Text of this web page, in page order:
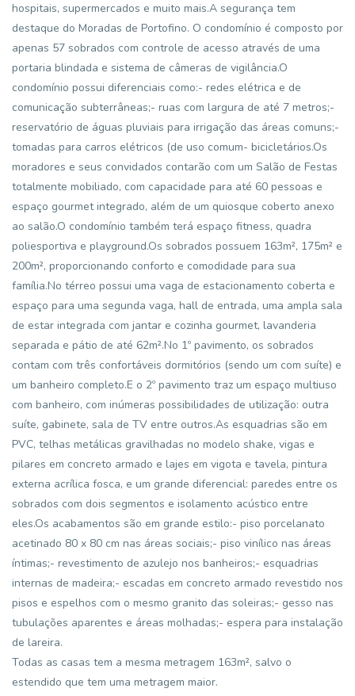
hospitais, supermercados e muito mais.A segurança tem
destaque do Moradas de Portofino. O condomínio é composto por
apenas 57 sobrados com controle de acesso através de uma
portaria blindada e sistema de câmeras de vigilância.O
condomínio possui diferenciais como:- redes elétrica e de
comunicação subterrâneas;- ruas com largura de até 7 metros;-
reservatório de águas pluviais para irrigação das áreas comuns;-
tomadas para carros elétricos (de uso comum- bicicletários.Os
moradores e seus convidados contarão com um Salão de Festas
totalmente mobiliado, com capacidade para até 60 pessoas e
espaço gourmet integrado, além de um quiosque coberto anexo
ao salão.O condomínio também terá espaço fitness, quadra
poliesportiva e playground.Os sobrados possuem 163m², 175m² e
200m², proporcionando conforto e comodidade para sua
família.No térreo possui uma vaga de estacionamento coberta e
espaço para uma segunda vaga, hall de entrada, uma ampla sala
de estar integrada com jantar e cozinha gourmet, lavanderia
separada e pátio de até 62m².No 1º pavimento, os sobrados
contam com três confortáveis dormitórios (sendo um com suíte) e
um banheiro completo.E o 2º pavimento traz um espaço multiuso
com banheiro, com inúmeras possibilidades de utilização: outra
suíte, gabinete, sala de TV entre outros.As esquadrias são em
PVC, telhas metálicas gravilhadas no modelo shake, vigas e
pilares em concreto armado e lajes em vigota e tavela, pintura
externa acrílica fosca, e um grande diferencial: paredes entre os
sobrados com dois segmentos e isolamento acústico entre
eles.Os acabamentos são em grande estilo:- piso porcelanato
acetinado 80 x 80 cm nas áreas sociais;- piso vinílico nas áreas
íntimas;- revestimento de azulejo nos banheiros;- esquadrias
internas de madeira;- escadas em concreto armado revestido nos
pisos e espelhos com o mesmo granito das soleiras;- gesso nas
tubulações aparentes e áreas molhadas;- espera para instalação
de lareira.
Todas as casas tem a mesma metragem 163m², salvo o
estendido que tem uma metragem maior.